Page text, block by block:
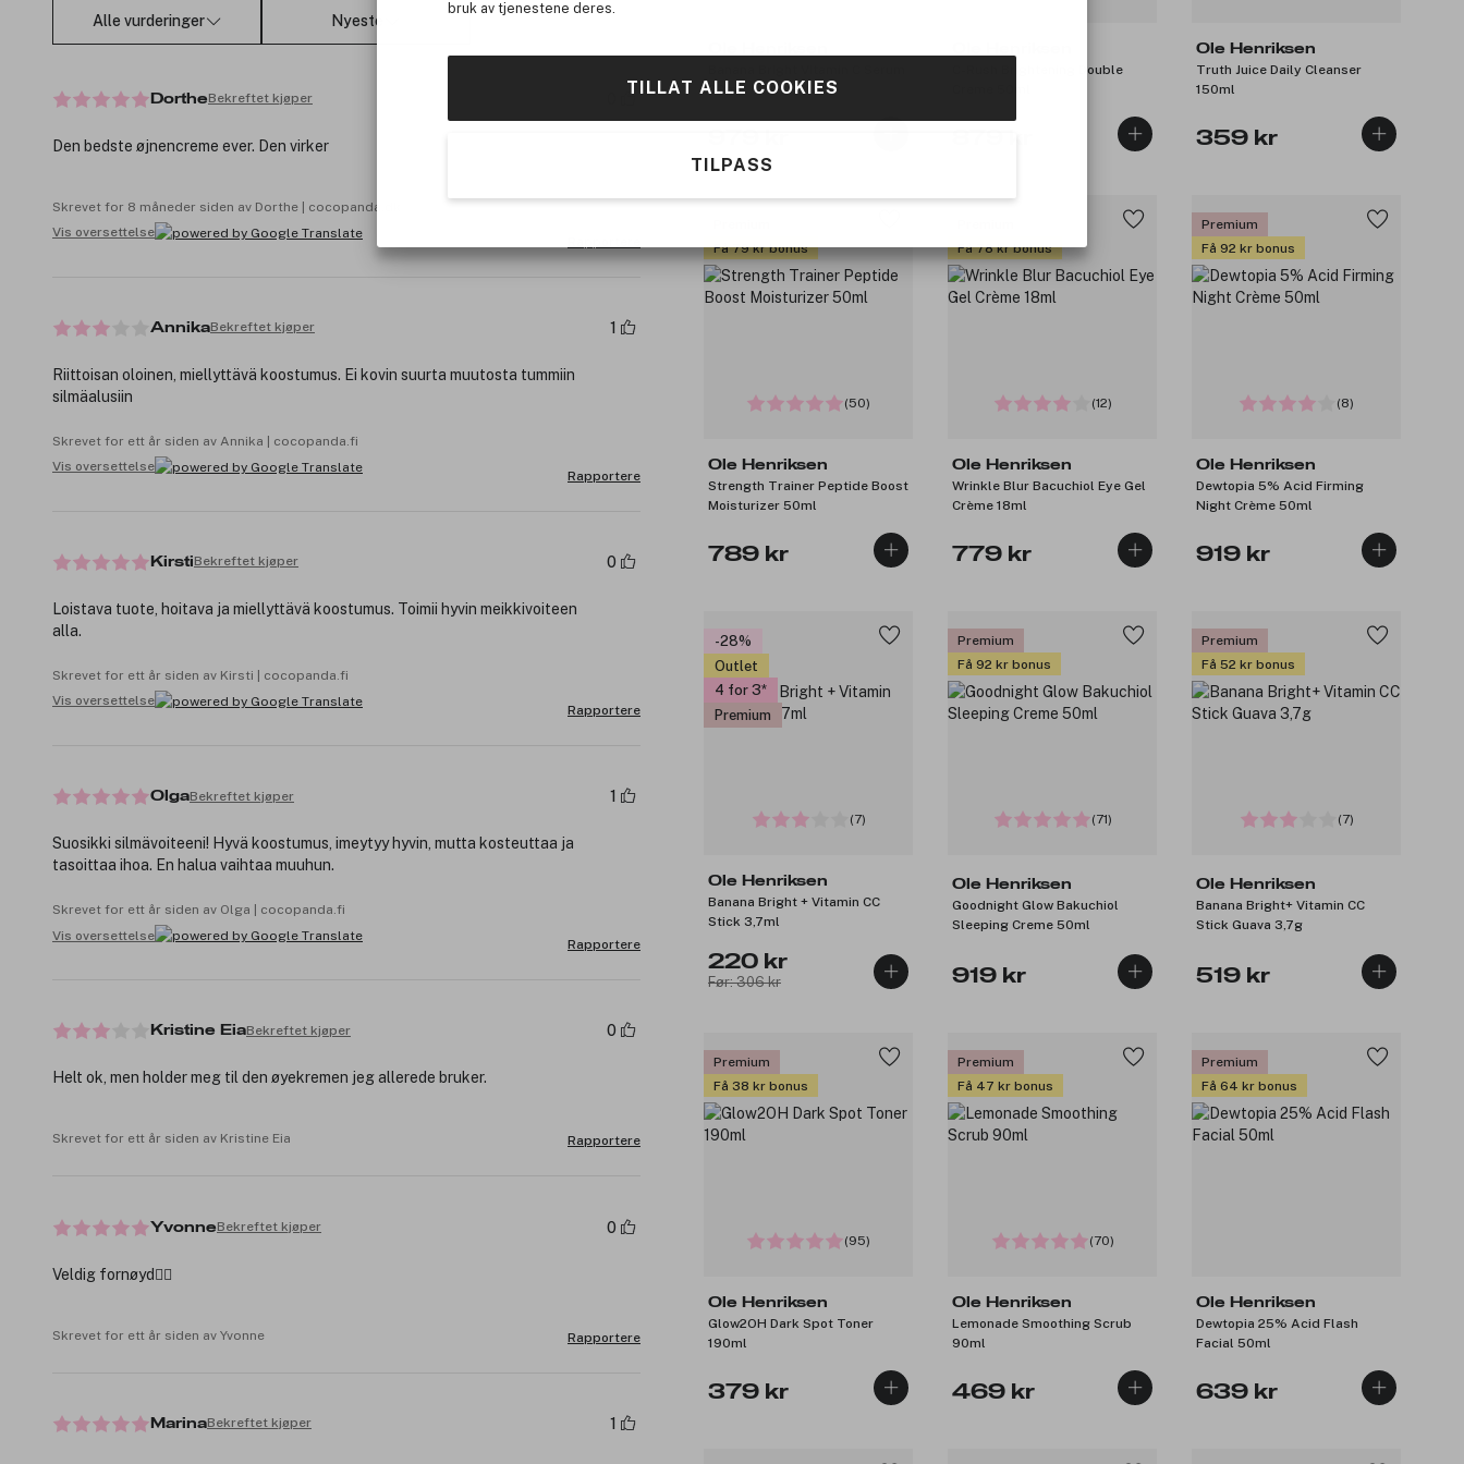
bruk av tjenestene deres.
TILLAT ALLE COOKIES
TILPASS
30ml
C-Rush Brightening Double
Ole Henriksen
Truth Juice Daily Cleanser
150ml
359 kr
Få 79 kr bonus
(50)
Ole Henriksen
Strength Trainer Peptide Boost
Moisturizer 50ml
789 kr
Få 78 kr bonus
(12)
Ole Henriksen
Wrinkle Blur Bacuchiol Eye Gel
Crème 18ml
779 kr
Premium
Få 92 kr bonus
(8)
Ole Henriksen
Dewtopia 5% Acid Firming
Night Crème 50ml
919 kr
-28%
Outlet
4 for 3
Premium
(7)
Ole Henriksen
Banana Bright + Vitamin CC
Stick 3,7ml
220 kr
Før: 306 kr
Premium
Få 92 kr bonus
(71)
Ole Henriksen
Goodnight Glow Bakuchiol
Sleeping Creme 50ml
919 kr
Premium
Få 52 kr bonus
(7)
Ole Henriksen
Banana Bright+ Vitamin CC
Stick Guava 3,7g
519 kr
Premium
Få 38 kr bonus
(95)
Ole Henriksen
Glow2OH Dark Spot Toner
190ml
379 kr
Premium
Få 47 kr bonus
(70)
Ole Henriksen
Lemonade Smoothing Scrub
90ml
469 kr
Premium
Få 64 kr bonus
Ole Henriksen
Dewtopia 25% Acid Flash
Facial 50ml
639 kr
Alle vurderinger Nyeste
DortheBekreftet kjøper
Den bedste øjnencreme ever. Den virker
Skrevet for 8 måneder siden av Dorthe | cocopanda.dk
Vis oversettelse
AnnikaBekreftet kjøper 1
Riittoisan oloinen, miellyttävä koostumus. Ei kovin suurta muutosta tummiin
silmäalusiin
Skrevet for ett år siden av Annika | cocopanda.fi
Vis oversettelse
Rapportere
KirstiBekreftet kjøper 0
Loistava tuote, hoitava ja miellyttävä koostumus. Toimii hyvin meikkivoiteen
alla.
Skrevet for ett år siden av Kirsti | cocopanda.fi
Vis oversettelse
Rapportere
OlgaBekreftet kjøper 1
Suosikki silmävoiteeni! Hyvä koostumus, imeytyy hyvin, mutta kosteuttaa ja
tasoittaa ihoa. En halua vaihtaa muuhun.
Skrevet for ett år siden av Olga | cocopanda.fi
Vis oversettelse
Rapportere
Kristine EiaBekreftet kjøper 0
Helt ok, men holder meg til den øyekremen jeg allerede bruker.
Skrevet for ett år siden av Kristine Eia Rapportere
YvonneBekreftet kjøper 0
Veldig fornøyd👌🏻
Skrevet for ett år siden av Yvonne Rapportere
MarinaBekreftet kjøper 1